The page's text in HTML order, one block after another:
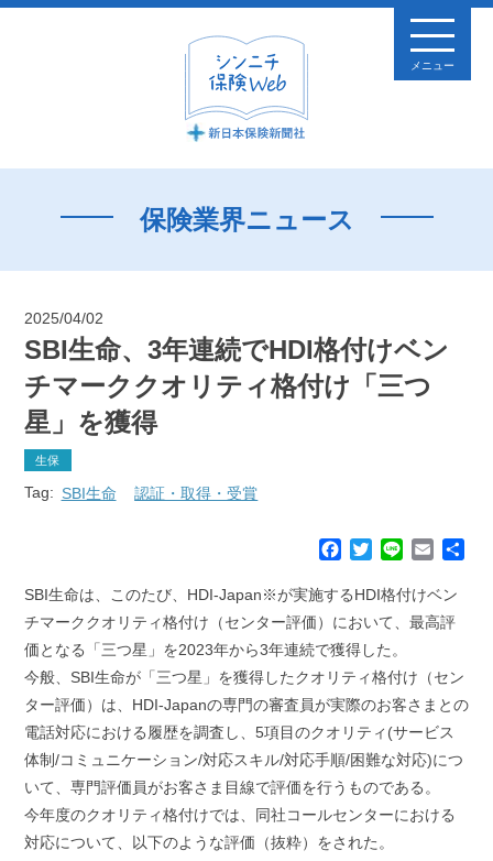
メニュー
保険業界ニュース
2025/04/02
SBI生命、3年連続でHDI格付けベン
チマーククオリティ格付け「三つ
星」を獲得
生保
Tag: SBI生命 認証・取得・受賞
c
e
o
o
k
T
i
t
e
r
n
e
E
a
i
SBI生命は、このたび、HDI-Japan※が実施するHDI格付けベン
チマーククオリティ格付け（センター評価）において、最高評
価となる「三つ星」を2023年から3年連続で獲得した。
今般、SBI生命が「三つ星」を獲得したクオリティ格付け（セン
ター評価）は、HDI-Japanの専門の審査員が実際のお客さまとの
電話対応における履歴を調査し、5項目のクオリティ(サービス
体制/コミュニケーション/対応スキル/対応手順/困難な対応)につ
いて、専門評価員がお客さま目線で評価を行うものである。
今年度のクオリティ格付けでは、同社コールセンターにおける
対応について、以下のような評価（抜粋）をされた。